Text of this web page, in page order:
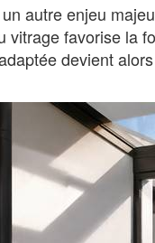
autre enjeu
vitrage favorise la
devient